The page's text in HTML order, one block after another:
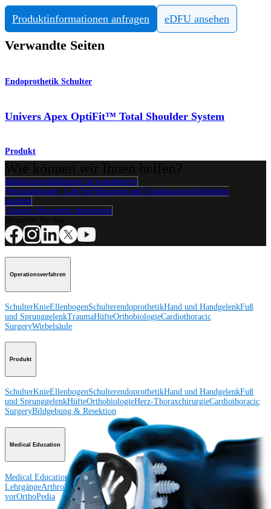
Produktinformationen anfragen eDFU ansehen
Verwandte Seiten
Endoprothetik Schulter
Univers Apex OptiFit™ Total Shoulder System
Produkt
Medizinproduktberater:in kontaktieren
Veranstaltungen, Lab-Vorführungen und Schulungsmöglichkeiten
ansehen
Unseren Newsletter abonnieren
Operationsverfahren
SchulterKnieEllenbogenSchulterendoprothetikHand und HandgelenkFuß
und SprunggelenkTraumaHüfteOrthobiologieCardiothoracic
SurgeryWirbelsäule
Produkt
SchulterKnieEllenbogenSchulterendoprothetikHand und HandgelenkFuß
und SprunggelenkHüfteOrthobiologieHerz-ThoraxchirurgieCardiothoracic
SurgeryBildgebung & Resektion
Medical Education
Medical EducationKursbeschreibungenSchulungen &
LehrgängeArthroLab™-Standorte
Unser klinisches Personal stellt sich
vorOrthoPedia